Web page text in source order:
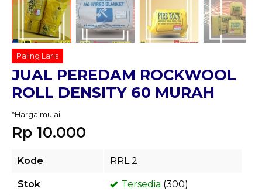
Paling Laris
JUAL PEREDAM ROCKWOOL
ROLL DENSITY 60 MURAH
*Harga mulai
Rp 10.000
Kode RRL 2
Stok Tersedia (300)